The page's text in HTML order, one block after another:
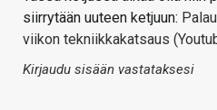
siirrytään uuteen ketjuun:
viikon tekniikkakatsaus
Kirjaudu sisään vastataksesi